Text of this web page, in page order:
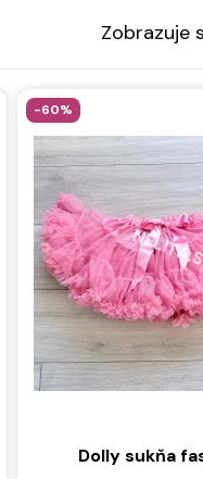
Zobrazuje
-60%
Dolly sukňa